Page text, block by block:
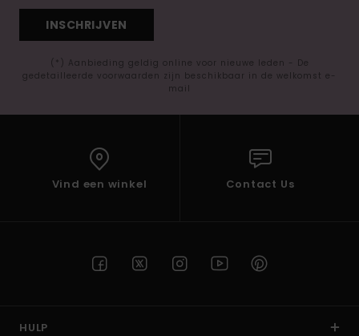
INSCHRIJVEN
(*) Aanbieding geldig online voor nieuwe leden - De
gedetailleerde voorwaarden zijn beschikbaar in de welkomst e-
mail
Vind een winkel Contact Us
HULP